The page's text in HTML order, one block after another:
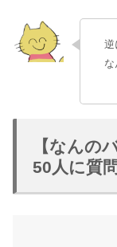
逆
な
【なんの
50人に質